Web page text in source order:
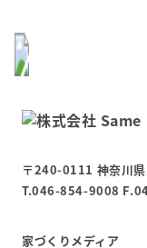
〒240-0111 神奈川
T.046-854-9008
家づくりメディア